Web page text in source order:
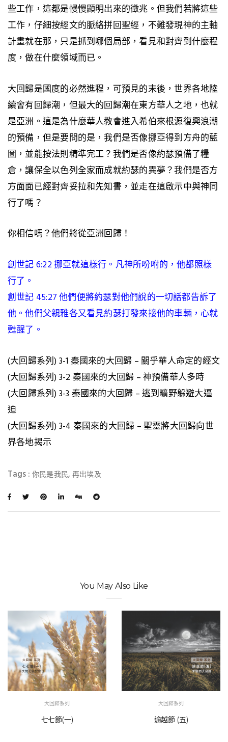
些工作，這都是慢慢顯明出來的徵兆。但我們若將這些
工作，仔細按經文的脈絡拼回聖經，不難發現神的主軸
計畫就在那，只是抓到哪個局部，看見和對齊到什麼程
度，做在什麼領域而已。
大回歸是國度的必然進程，可預見的末後，世界各地陸
續會有回歸潮，但最大的回歸潮在東方華人之地，也就
是亞洲。這是為什麼華人教會進入希伯來根源復興浪潮
的預備，但是要問的是，我們是否像挪亞得到方舟的藍
圖，並能按法則精準完工？我們是否像約瑟預備了糧
倉，讓保全以色列全家而成就約瑟的異夢？我們是否方
方面面已經對齊妥拉和先知書，並走在這啟示中與神同
行了嗎？
你相信嗎？他們將從亞洲回歸！
創世記 6:22 挪亞就這樣行。凡神所吩咐的，他都照樣
行了。
創世記 45:27 他們便將約瑟對他們說的一切話都告訴了
他。他們父親雅各又看見約瑟打發來接他的車輛，心就
甦醒了。
(大回歸系列) 3-1 秦國來的大回歸 – 關乎華人命定的經文
(大回歸系列) 3-2 秦國來的大回歸 – 神預備華人多時
(大回歸系列) 3-3 秦國來的大回歸 – 逃到曠野躲避大逼
迫
(大回歸系列) 3-4 秦國來的大回歸 – 聖靈將大回歸向世
界各地揭示
Tags : 你民是我民,再出埃及
You May Also Like
大回歸系列
七七節(一)
大回歸系列
逾越節 (五)